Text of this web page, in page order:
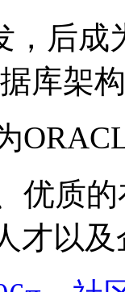
，后成
库架
优质
才以